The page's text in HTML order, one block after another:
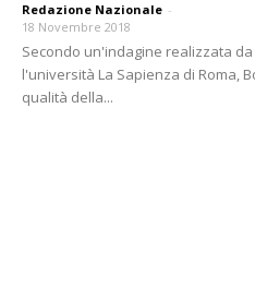
Redazione Nazionale -
18 Novembre 2018
Secondo un'indagine realizzata
l'università La Sapienza di Roma,
qualità della...